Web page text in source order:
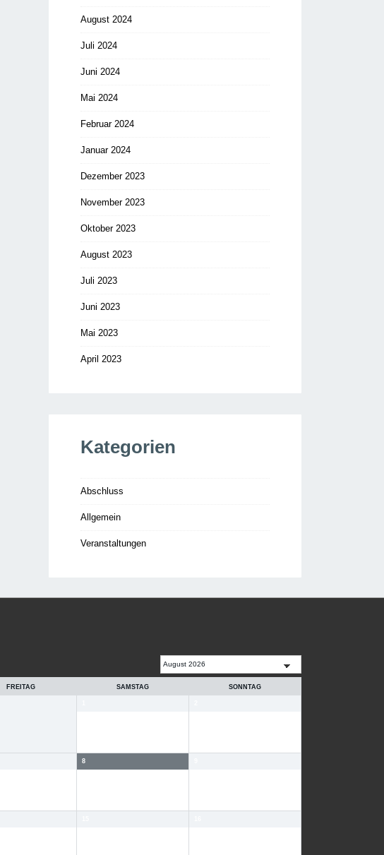
August 2024
Juli 2024
Juni 2024
Mai 2024
Februar 2024
Januar 2024
Dezember 2023
November 2023
Oktober 2023
August 2023
Juli 2023
Juni 2023
Mai 2023
April 2023
Kategorien
Abschluss
Allgemein
Veranstaltungen
FREITAG SAMSTAG SONNTAG
8